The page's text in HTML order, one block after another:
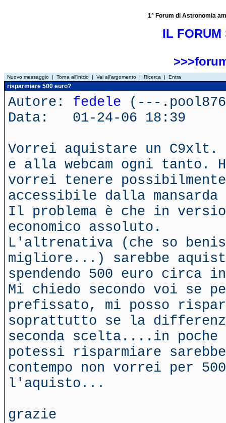
1° Forum di Astronomia
IL FORUM
Nuovo messaggio | Torna all'inizio | Vai all'argomento | Ricerca | Entra
risparmiare 500 euro?
Autore: fedele (---
Data: 01-24-06 18:39
Vorrei aquistare un
e alla webcam ogni tanto.
vorrei tenere
accessibile dalla
Il problema è che in
economico assoluto.
L'altrenativa (che so
migliore...) sarebbe
spendendo 500 euro circa
Mi chiedo secondo voi se
prefissato, mi posso
soprattutto se la
seconda scelta....in
potessi risparmiare
contempo non vorrei per
l'aquisto...
grazie